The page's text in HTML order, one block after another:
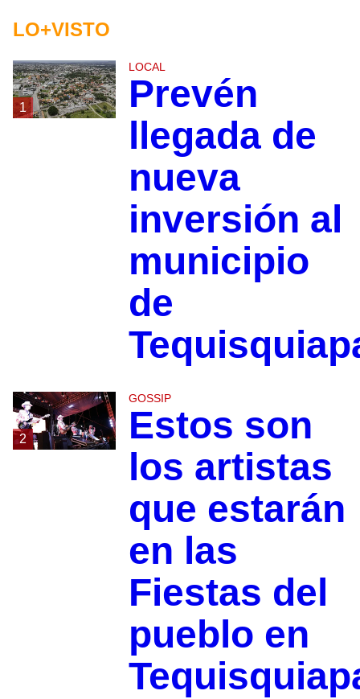
LO+VISTO
1
LOCAL
Prevén
llegada de
nueva
inversión al
municipio
de
2
GOSSIP
Estos son
los artistas
que estarán
en las
Fiestas del
pueblo en